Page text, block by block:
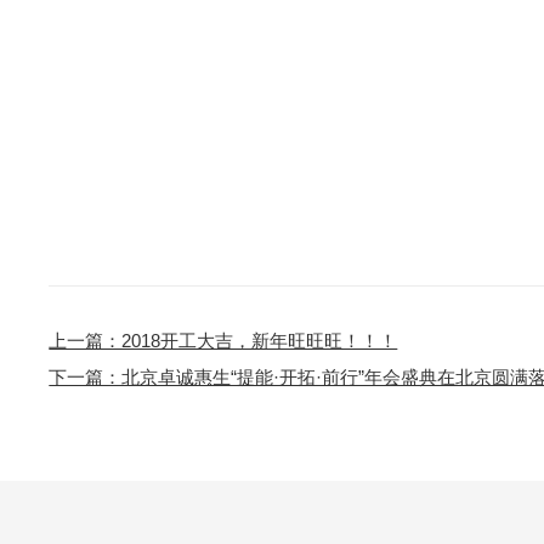
上一篇：2018开工大吉，新年旺旺旺！！！
下一篇：北京卓诚惠生“提能·开拓·前行”年会盛典在北京圆满